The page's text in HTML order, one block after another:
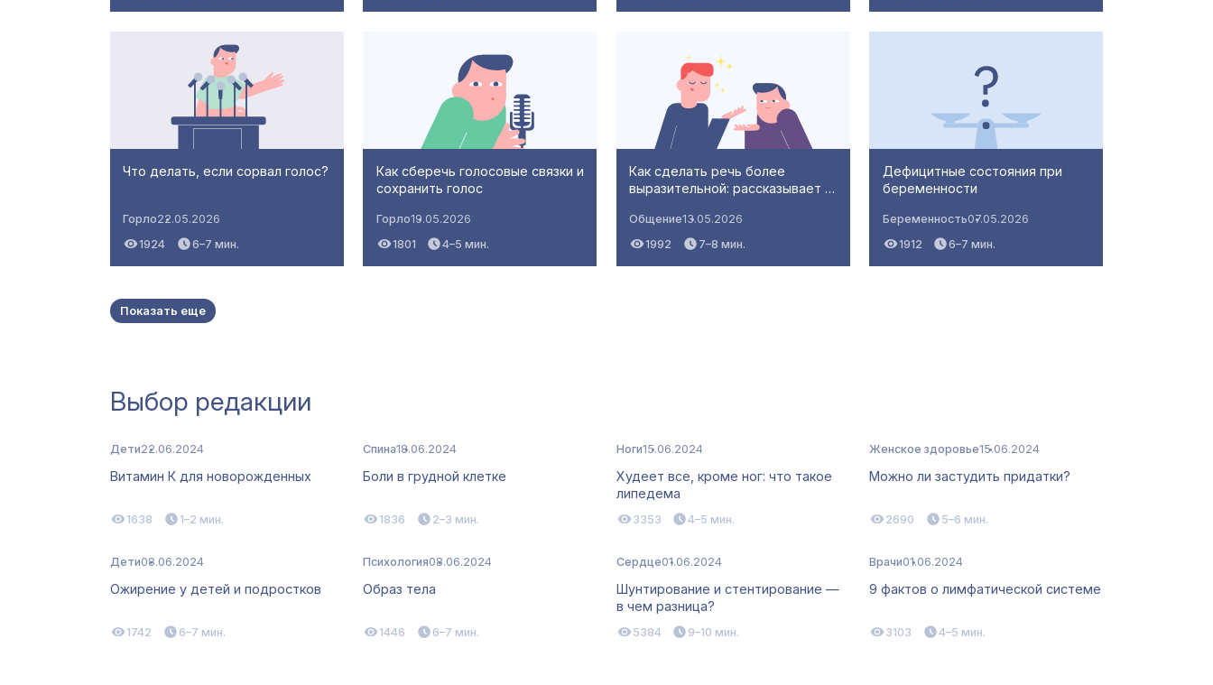
Что делать, если сорвал голос?
Горло22.05.2026
1924
6–7 мин.
Как сберечь голосовые связки и
сохранить голос
Горло19.05.2026
1801
4–5 мин.
Как сделать речь более
выразительной: рассказывает …
Общение13.05.2026
1992
7–8 мин.
Дефицитные состояния при
беременности
Беременность07.05.2026
1912
6–7 мин.
Показать еще
Выбор редакции
Дети22.06.2024
Витамин К для новорожденных
1638 1–2 мин.
Спина18.06.2024
Боли в грудной клетке
1836 2–3 мин.
Ноги15.06.2024
Худеет все, кроме ног: что такое
липедема
3353 4–5 мин.
Женское здоровье15.06.2024
Можно ли застудить придатки?
2690 5–6 мин.
Дети08.06.2024
Ожирение у детей и подростков
1742 6–7 мин.
Психология08.06.2024
Образ тела
1446 6–7 мин.
Сердце01.06.2024
Шунтирование и стентирование —
в чем разница?
5384 9–10 мин.
Врачи01.06.2024
9 фактов о лимфатической системе
3103 4–5 мин.